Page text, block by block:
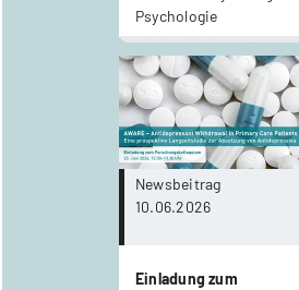
Psychologie
Newsbeitrag
10.06.2026
Einladung zum